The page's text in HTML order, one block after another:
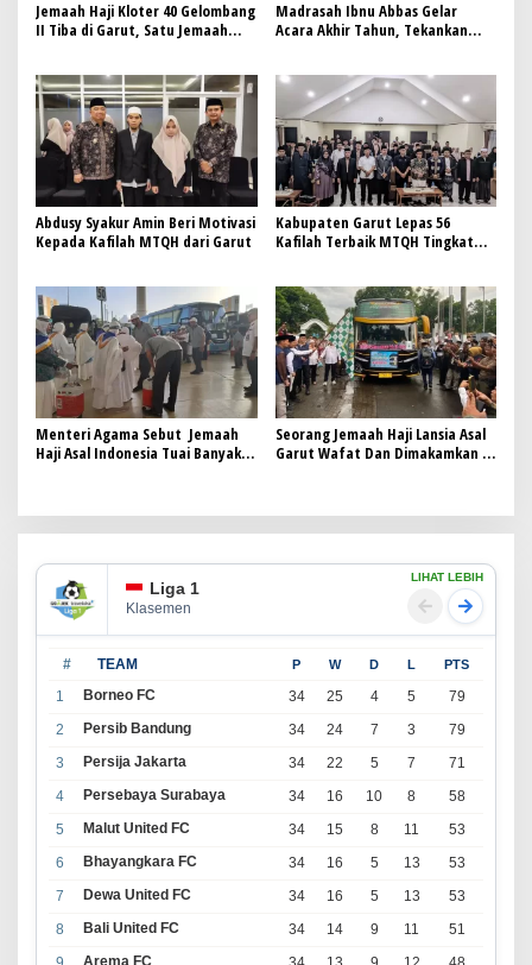
Jemaah Haji Kloter 40 Gelombang
II Tiba di Garut, Satu Jemaah
Madrasah Ibnu Abbas Gelar
Acara Akhir Tahun, Tekankan
Abdusy Syakur Amin Beri Motivasi
Kepada Kafilah MTQH dari Garut
Kabupaten Garut Lepas 56
Kafilah Terbaik MTQH Tingkat
Menteri Agama Sebut Jemaah
Haji Asal Indonesia Tuai Banyak
Seorang Jemaah Haji Lansia Asal
Garut Wafat Dan Dimakamkan Di
Liga 1
Klasemen
LIHAT LEBIH
# TEAM P W D L PTS
1 Borneo FC 34 25 4 5
79
2
Persib Bandung 34 24 7 3
79
3
Persija Jakarta 34 22 5 7
71
4
Persebaya Surabaya 34 16 10 8
58
5
Malut United FC 34 15 8 11
53
6
Bhayangkara FC 34 16 5 13
53
7
Dewa United FC 34 16 5 13
53
8
Bali United FC 34 14 9 11
51
Arema FC